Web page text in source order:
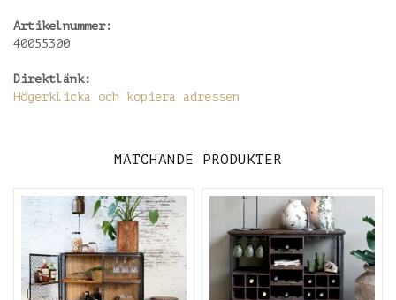
Artikelnummer:
40055300
Direktlänk:
Högerklicka och kopiera adressen
MATCHANDE PRODUKTER